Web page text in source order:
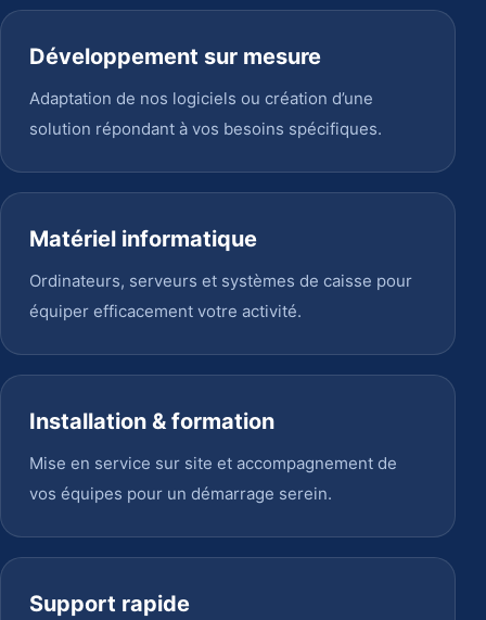
Développement sur mesure
Adaptation de nos logiciels ou création d’une
solution répondant à vos besoins spécifiques.
Matériel informatique
Ordinateurs, serveurs et systèmes de caisse pour
équiper efficacement votre activité.
Installation & formation
Mise en service sur site et accompagnement de
vos équipes pour un démarrage serein.
Support rapide